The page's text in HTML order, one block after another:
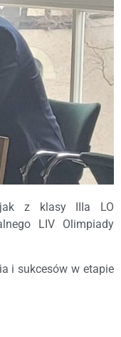
z klasy IIIa LO
LIV Olimpiady
i sukcesów w etapie